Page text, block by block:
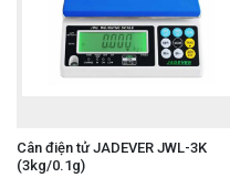
Cân điện tử JADEVER JWL-3K
(3kg/0.1g)